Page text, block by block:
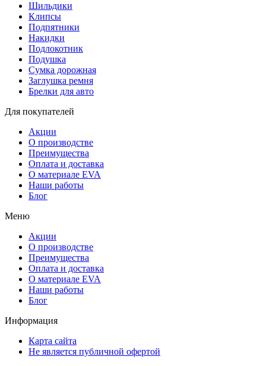
Шильдики
Клипсы
Подпятники
Накидки
Подлокотник
Подушка
Сумка дорожная
Заглушка ремня
Брелки для авто
Для покупателей
Акции
О производстве
Преимущества
Оплата и доставка
О материале EVA
Наши работы
Блог
Меню
Акции
О производстве
Преимущества
Оплата и доставка
О материале EVA
Наши работы
Блог
Информация
Карта сайта
Не является публичной офертой